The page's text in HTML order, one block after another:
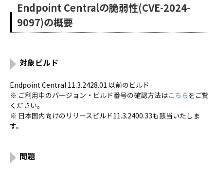
Endpoint Centralの脆弱性(CVE-2024-
9097)の概要
対象ビルド
Endpoint Central 11.3.2428.01 以前のビルド
※ ご利用中のバージョン・ビルド番号の確認方法はこちらをご覧
ください。
※ 日本国内向けのリリースビルド11.3.2400.33も該当いたしま
す。
問題